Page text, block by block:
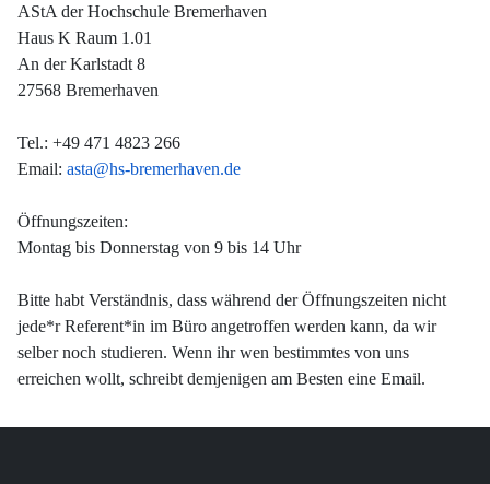
AStA der Hochschule Bremerhaven
Haus K Raum 1.01
An der Karlstadt 8
27568 Bremerhaven
Tel.: +49 471 4823 266
Email: asta@hs-bremerhaven.de
Öffnungszeiten:
Montag bis Donnerstag von 9 bis 14 Uhr
Bitte habt Verständnis, dass während der Öffnungszeiten nicht
jede*r Referent*in im Büro angetroffen werden kann, da wir
selber noch studieren. Wenn ihr wen bestimmtes von uns
erreichen wollt, schreibt demjenigen am Besten eine Email.